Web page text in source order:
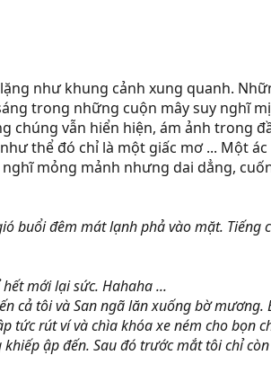
như khung cảnh xung quanh.
trong những cuộn mây suy nghĩ
chúng vẫn hiển hiện, ám ảnh trong
thể đó chỉ là một giấc mơ ... Một ác
mỏng mảnh nhưng dai dẳng,
buổi đêm mát lạnh phả vào mặt. Tiếng
mới lại sức. Hahaha ...
cả tôi và San ngã lăn xuống bờ mương.
tức rút ví và chìa khóa xe ném cho bọn
ập đến. Sau đó trước mắt tôi chỉ